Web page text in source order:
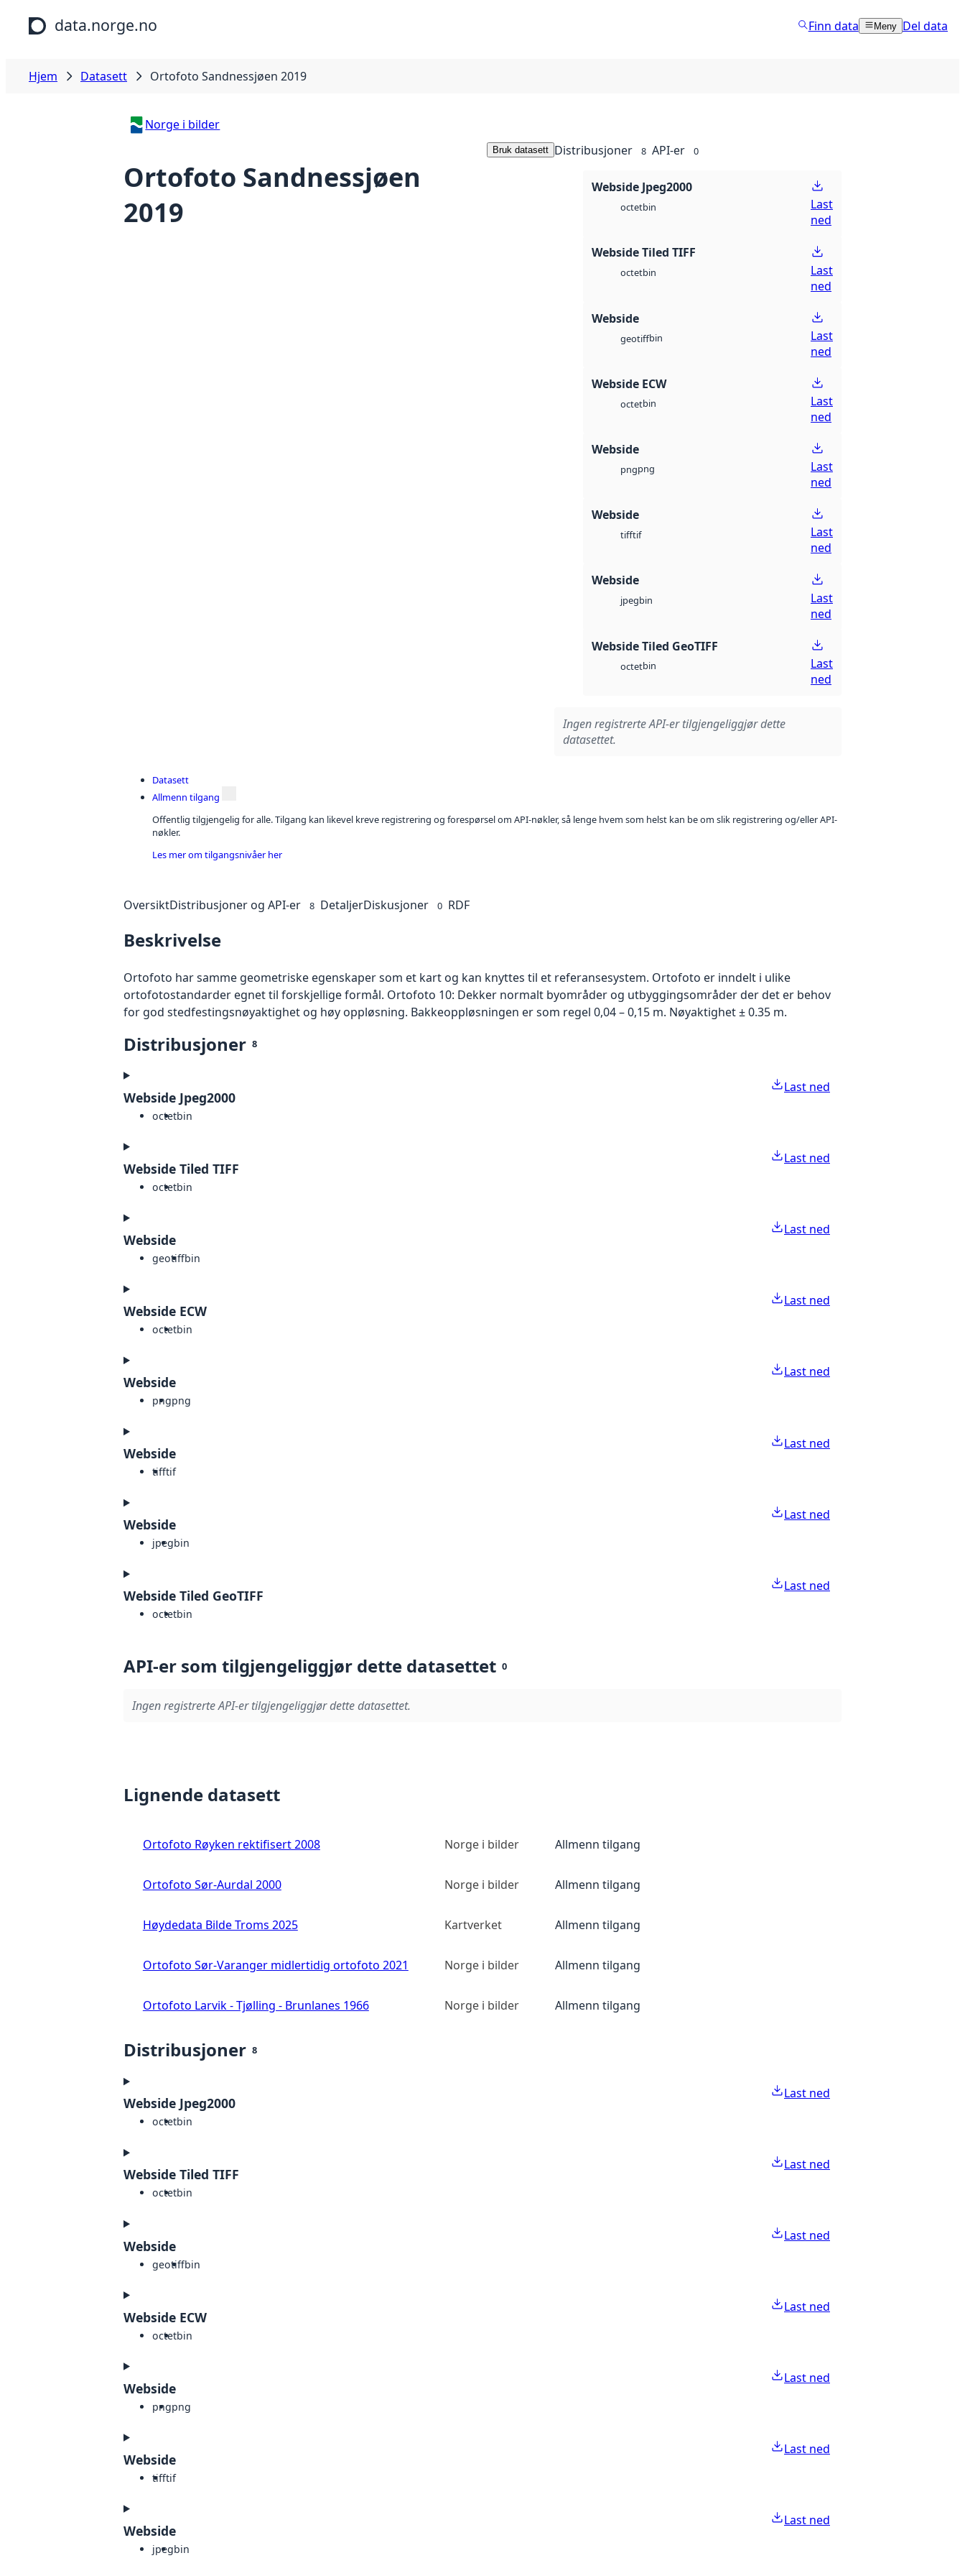
Hopp til hovedinnhold
data.norge.no Finn data Meny Del data
Hjem Datasett Ortofoto Sandnessjøen 2019
Norge i bilder
Ortofoto Sandnessjøen
2019
Bruk datasett Distribusjoner 8 API-er 0
Webside Jpeg2000
octetbin
Last
ned
Webside Tiled TIFF
octetbin
Last
ned
Webside
geotiffbin
Last
ned
Webside ECW
octetbin
Last
ned
Webside
pngpng
Last
ned
Webside
tifftif
Last
ned
Webside
jpegbin
Last
ned
Webside Tiled GeoTIFF
octetbin
Last
ned
Ingen registrerte API-er tilgjengeliggjør dette
datasettet.
Datasett
Allmenn tilgang
Offentlig tilgjengelig for alle. Tilgang kan likevel kreve registrering og forespørsel om API-nøkler, så lenge hvem som helst kan be om slik registrering og/eller API-
nøkler.
Les mer om tilgangsnivåer her
OversiktDistribusjoner og API-er 8 DetaljerDiskusjoner 0 RDF
Beskrivelse
Ortofoto har samme geometriske egenskaper som et kart og kan knyttes til et referansesystem. Ortofoto er inndelt i ulike
ortofotostandarder egnet til forskjellige formål. Ortofoto 10: Dekker normalt byområder og utbyggingsområder der det er behov
for god stedfestingsnøyaktighet og høy oppløsning. Bakkeoppløsningen er som regel 0,04 – 0,15 m. Nøyaktighet ± 0.35 m.
Distribusjoner 8
Webside Jpeg2000
octetbin
Last ned
Webside Tiled TIFF
octetbin
Last ned
Webside
geotiffbin
Last ned
Webside ECW
octetbin
Last ned
Webside
pngpng
Last ned
Webside
tifftif
Last ned
Webside
jpegbin
Last ned
Webside Tiled GeoTIFF
octetbin
Last ned
API-er som tilgjengeliggjør dette datasettet 0
Ingen registrerte API-er tilgjengeliggjør dette datasettet.
Lignende datasett
Ortofoto Røyken rektifisert 2008 Norge i bilder Allmenn tilgang
Ortofoto Sør-Aurdal 2000 Norge i bilder Allmenn tilgang
Høydedata Bilde Troms 2025 Kartverket Allmenn tilgang
Ortofoto Sør-Varanger midlertidig ortofoto 2021 Norge i bilder Allmenn tilgang
Ortofoto Larvik - Tjølling - Brunlanes 1966 Norge i bilder Allmenn tilgang
Distribusjoner 8
Webside Jpeg2000
octetbin
Last ned
Webside Tiled TIFF
octetbin
Last ned
Webside
geotiffbin
Last ned
Webside ECW
octetbin
Last ned
Webside
pngpng
Last ned
Webside
tifftif
Last ned
Webside
jpegbin
Last ned